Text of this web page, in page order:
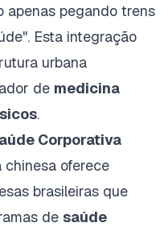
apenas pegando trens
Esta integração
urbana
de medicina
.
Corporativa
oferece
brasileiras que
de saúde